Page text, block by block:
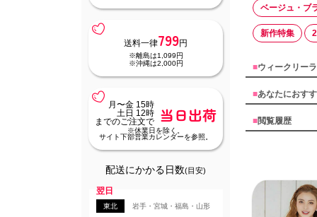
送料一律799円
※離島は1,099円
※沖縄は2,000円
月〜金 15時
土日 12時
までのご注文で
当日出荷
※休業日を除く。
サイト下部営業カレンダーを参照。
配送にかかる日数(目安)
翌日
東北 岩手・宮城・福島・山形
ベージュ・ブ
新作特集
■ウィークリー
■あなたにおす
■閲覧履歴